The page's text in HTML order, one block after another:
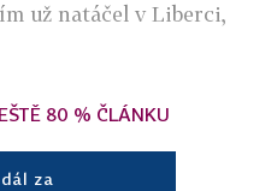
už natáčel v Liberci,
80 % ČLÁNKU
za